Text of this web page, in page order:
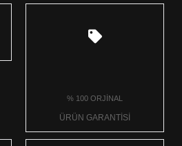
% 100 ORJİNAL
ÜRÜN GARANTİSİ